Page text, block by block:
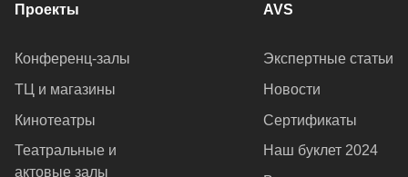
Проекты
Конференц-залы
ТЦ и магазины
Кинотеатры
Театральные и
актовые залы
AVS
Экспертные статьи
Новости
Сертификаты
Наш буклет 2024